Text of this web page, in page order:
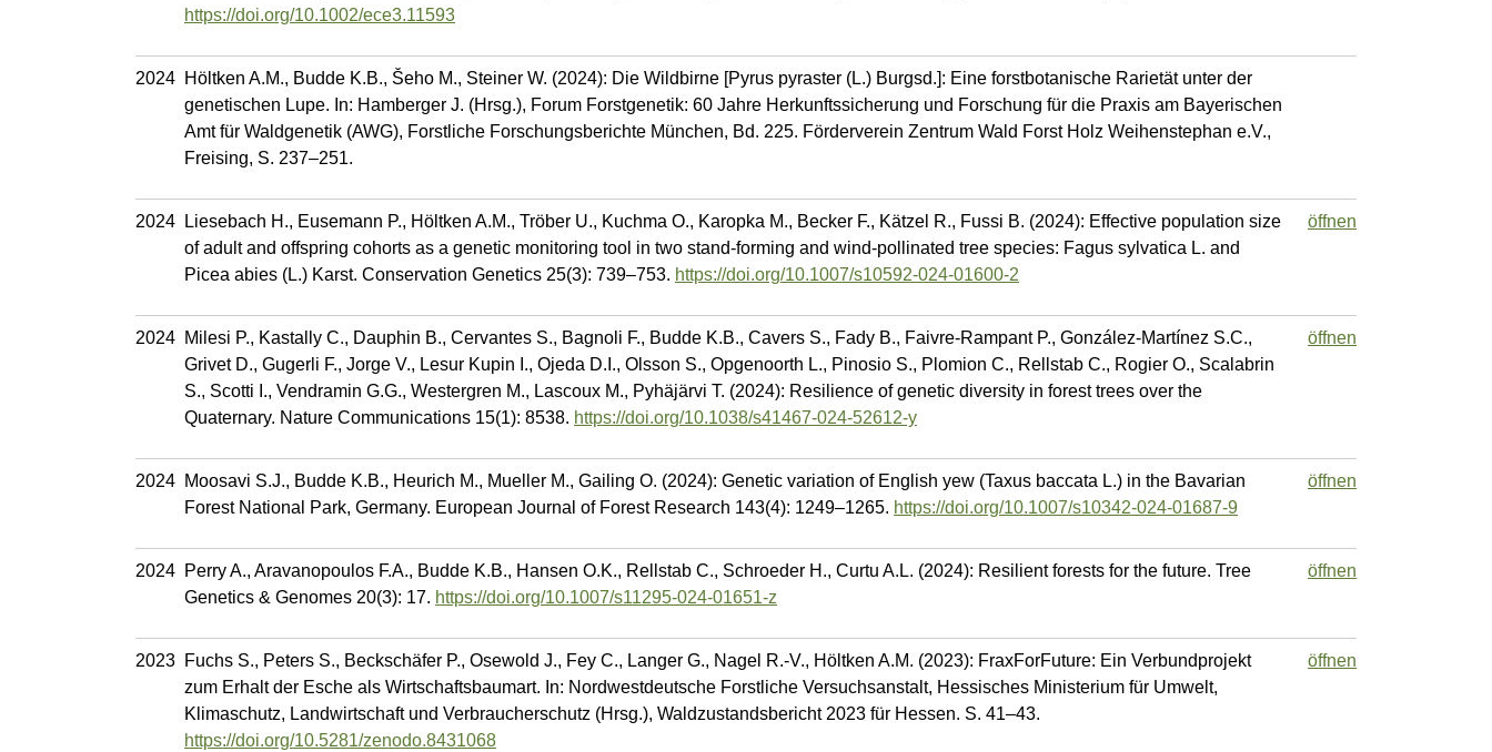
https://doi.org/10.1002/ece3.11593
2024 Höltken A.M., Budde K.B., Šeho M., Steiner W. (2024): Die Wildbirne [Pyrus pyraster (L.) Burgsd.]: Eine forstbotanische Rarietät unter der
genetischen Lupe. In: Hamberger J. (Hrsg.), Forum Forstgenetik: 60 Jahre Herkunftssicherung und Forschung für die Praxis am Bayerischen
Amt für Waldgenetik (AWG), Forstliche Forschungsberichte München, Bd. 225. Förderverein Zentrum Wald Forst Holz Weihenstephan e.V.,
Freising, S. 237–251.
2024
Liesebach H., Eusemann P., Höltken A.M., Tröber U., Kuchma O., Karopka M., Becker F., Kätzel R., Fussi B. (2024): Effective population size
of adult and offspring cohorts as a genetic monitoring tool in two stand-forming and wind-pollinated tree species: Fagus sylvatica L. and
Picea abies (L.) Karst. Conservation Genetics 25(3): 739–753. https://doi.org/10.1007/s10592-024-01600-2
öffnen
2024 Milesi P., Kastally C., Dauphin B., Cervantes S., Bagnoli F., Budde K.B., Cavers S., Fady B., Faivre-Rampant P., González-Martínez S.C.,
Grivet D., Gugerli F., Jorge V., Lesur Kupin I., Ojeda D.I., Olsson S., Opgenoorth L., Pinosio S., Plomion C., Rellstab C., Rogier O., Scalabrin
S., Scotti I., Vendramin G.G., Westergren M., Lascoux M., Pyhäjärvi T. (2024): Resilience of genetic diversity in forest trees over the
Quaternary. Nature Communications 15(1): 8538. https://doi.org/10.1038/s41467-024-52612-y
öffnen
2024 Moosavi S.J., Budde K.B., Heurich M., Mueller M., Gailing O. (2024): Genetic variation of English yew (Taxus baccata L.) in the Bavarian
Forest National Park, Germany. European Journal of Forest Research 143(4): 1249–1265. https://doi.org/10.1007/s10342-024-01687-9
öffnen
2024 Perry A., Aravanopoulos F.A., Budde K.B., Hansen O.K., Rellstab C., Schroeder H., Curtu A.L. (2024): Resilient forests for the future. Tree
Genetics & Genomes 20(3): 17. https://doi.org/10.1007/s11295-024-01651-z
öffnen
2023 Fuchs S., Peters S., Beckschäfer P., Osewold J., Fey C., Langer G., Nagel R.-V., Höltken A.M. (2023): FraxForFuture: Ein Verbundprojekt
zum Erhalt der Esche als Wirtschaftsbaumart. In: Nordwestdeutsche Forstliche Versuchsanstalt, Hessisches Ministerium für Umwelt,
Klimaschutz, Landwirtschaft und Verbraucherschutz (Hrsg.), Waldzustandsbericht 2023 für Hessen. S. 41–43.
https://doi.org/10.5281/zenodo.8431068
öffnen